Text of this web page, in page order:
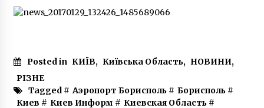
7 років ago
змінює уявлення про передмістя
У центрі Києва горить офісна будівля
Posted in КИЇВ, Київська Область, НОВИНИ,
РІЗНЕ
Tagged # Аэропорт Борисполь# Борисполь#
Киев # Киев Информ # Киевская Область#